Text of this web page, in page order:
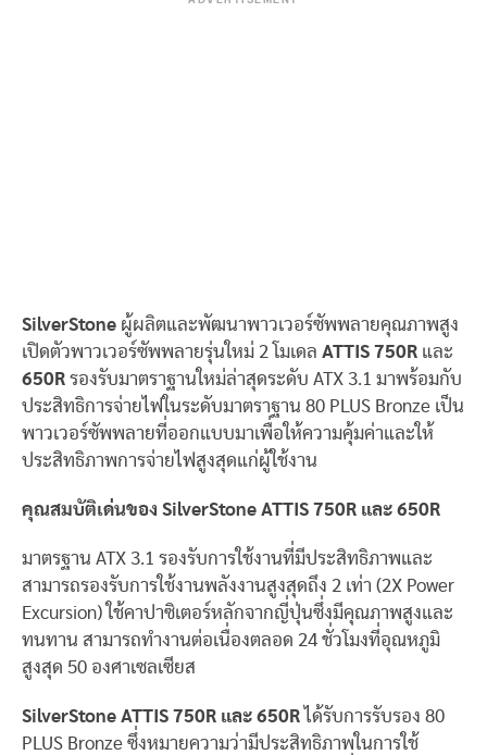
SilverStone ผู้ผลิตและพัฒนาพาวเวอร์ซัพพลายคุณภาพสูง
เปิดตัวพาวเวอร์ซัพพลายรุ่นใหม่ 2 โมเดล ATTIS 750R และ
650R รองรับมาตราฐานใหม่ล่าสุดระดับ ATX 3.1 มาพร้อมกับ
ประสิทธิการจ่ายไฟในระดับมาตราฐาน 80 PLUS Bronze เป็น
พาวเวอร์ซัพพลายที่ออกแบบมาเพื่อให้ความคุ้มค่าและให้
ประสิทธิภาพการจ่ายไฟสูงสุดแก่ผู้ใช้งาน
คุณสมบัติเด่นของ SilverStone ATTIS 750R และ 650R
มาตรฐาน ATX 3.1 รองรับการใช้งานที่มีประสิทธิภาพและ
สามารถรองรับการใช้งานพลังงานสูงสุดถึง 2 เท่า (2X Power
Excursion) ใช้คาปาซิเตอร์หลักจากญี่ปุ่นซึ่งมีคุณภาพสูงและ
ทนทาน สามารถทำงานต่อเนื่องตลอด 24 ชั่วโมงที่อุณหภูมิ
สูงสุด 50 องศาเซลเซียส
SilverStone ATTIS 750R และ 650R ได้รับการรับรอง 80
PLUS Bronze ซึ่งหมายความว่ามีประสิทธิภาพในการใช้